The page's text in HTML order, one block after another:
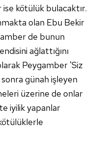
kötülük bulacaktır.
olan Ebu Bekir
de bunun
ağlattığını
Peygamber 'Siz
günah işleyen
üzerine de onlar
iyilik yapanlar